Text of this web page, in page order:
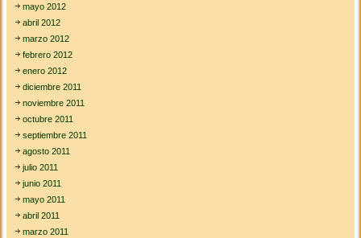
mayo 2012
abril 2012
marzo 2012
febrero 2012
enero 2012
diciembre 2011
noviembre 2011
octubre 2011
septiembre 2011
agosto 2011
julio 2011
junio 2011
mayo 2011
abril 2011
marzo 2011